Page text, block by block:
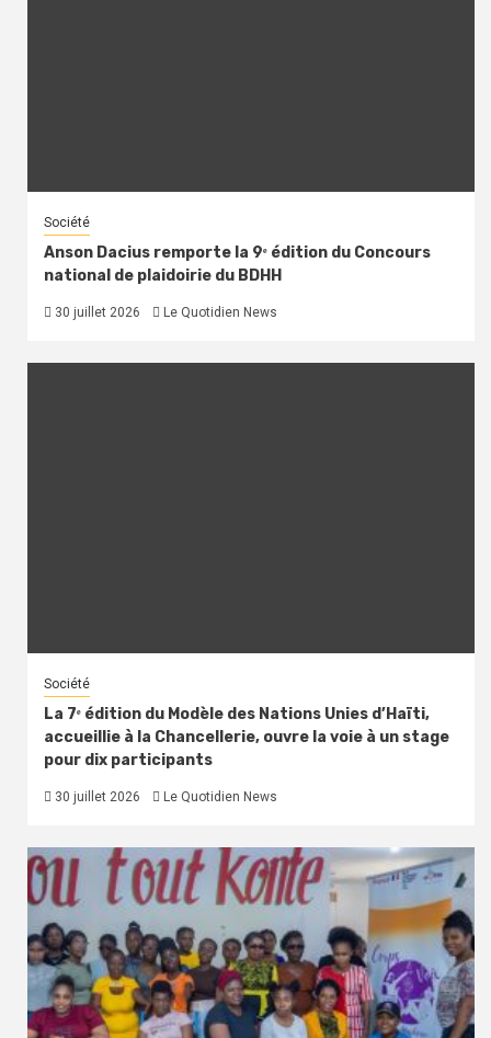
Société
Anson Dacius remporte la 9ᵉ édition du Concours
national de plaidoirie du BDHH
30 juillet 2026 Le Quotidien News
Société
La 7ᵉ édition du Modèle des Nations Unies d’Haïti,
accueillie à la Chancellerie, ouvre la voie à un stage
pour dix participants
30 juillet 2026 Le Quotidien News